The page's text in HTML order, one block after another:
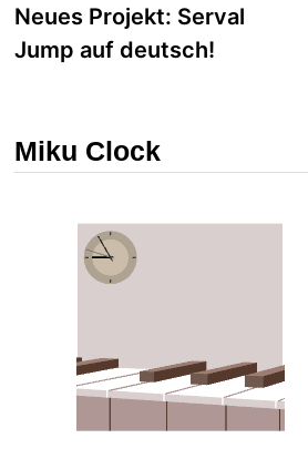
Beitrag:
Neues Projekt: Serval
Jump auf deutsch!
Miku Clock